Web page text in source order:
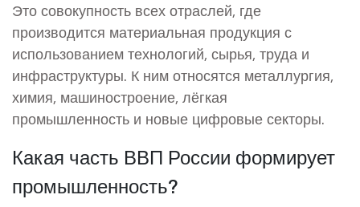
Это совокупность всех отраслей, где
производится материальная продукция с
использованием технологий, сырья, труда и
инфраструктуры. К ним относятся металлургия,
химия, машиностроение, лёгкая
промышленность и новые цифровые секторы.
Какая часть ВВП России формирует
промышленность?